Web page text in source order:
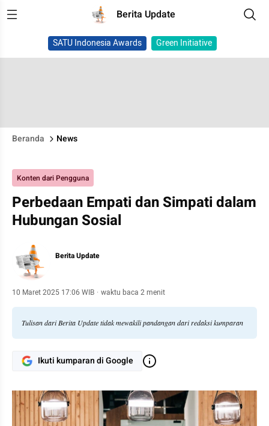
Berita Update
SATU Indonesia Awards Green Initiative
Beranda News
Konten dari Pengguna
Perbedaan Empati dan Simpati dalam
Hubungan Sosial
Berita Update
10 Maret 2025 17:06 WIB · waktu baca 2 menit
Tulisan dari Berita Update tidak mewakili pandangan dari redaksi kumparan
Ikuti kumparan di Google